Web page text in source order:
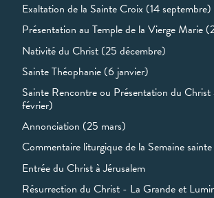
Exaltation de la Sainte Croix (14 septembre)
Présentation au Temple de la Vierge Marie
Nativité du Christ (25 décembre)
Sainte Théophanie (6 janvier)
Sainte Rencontre ou Présentation du Christ
février)
Annonciation (25 mars)
Commentaire liturgique de la Semaine sainte
Entrée du Christ à Jérusalem
Résurrection du Christ - La Grande et